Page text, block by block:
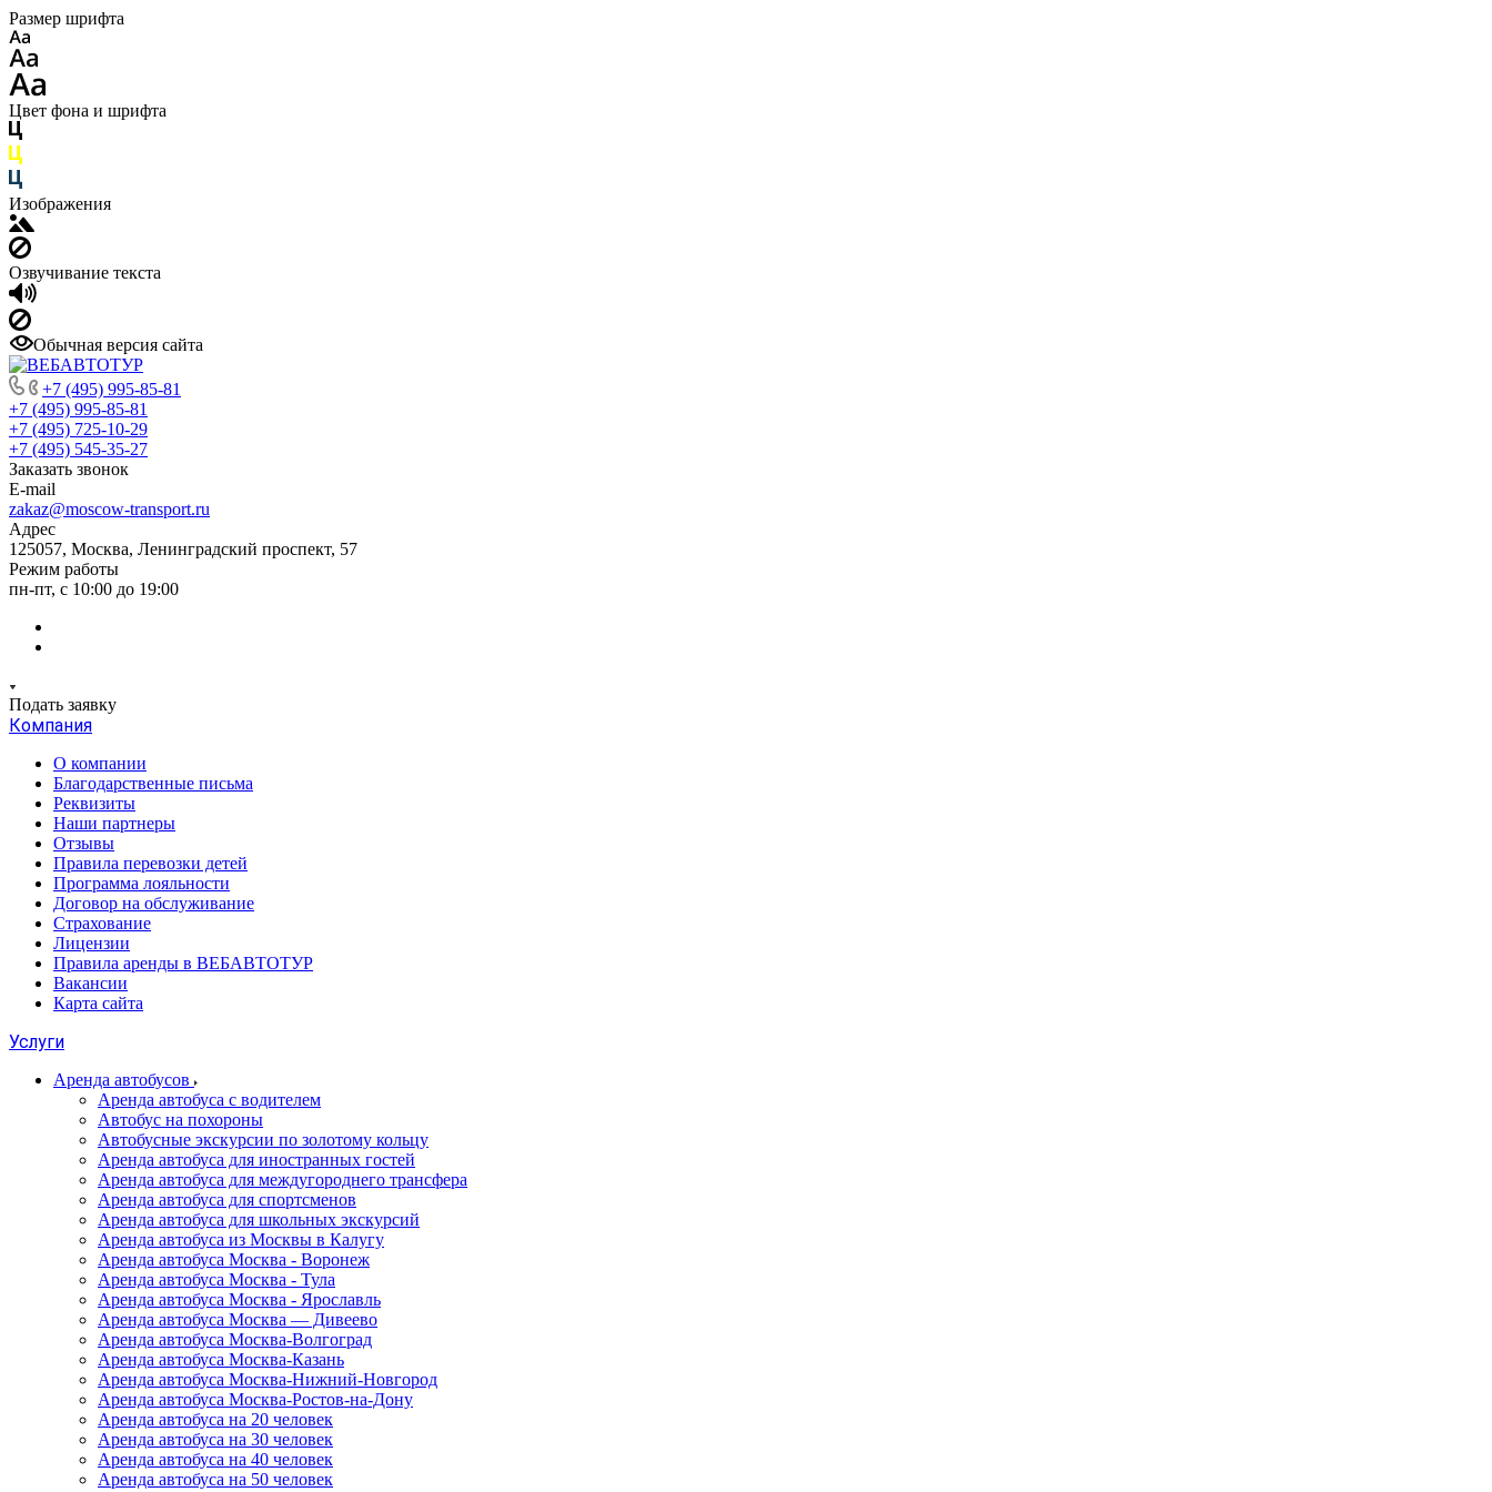
Размер шрифта
Цвет фона и шрифта
Изображения
Озвучивание текста
Обычная версия сайта
+7 (495) 995-85-81
+7 (495) 995-85-81
+7 (495) 725-10-29
+7 (495) 545-35-27
Заказать звонок
E-mail
zakaz@moscow-transport.ru
Адрес
125057, Москва, Ленинградский проспект, 57
Режим работы
пн-пт, с 10:00 до 19:00
Подать заявку
Компания
О компании
Благодарственные письма
Реквизиты
Наши партнеры
Отзывы
Правила перевозки детей
Программа лояльности
Договор на обслуживание
Страхование
Лицензии
Правила аренды в ВЕБАВТОТУР
Вакансии
Карта сайта
Услуги
Аренда автобусов
Аренда автобуса с водителем
Автобус на похороны
Автобусные экскурсии по золотому кольцу
Аренда автобуса для иностранных гостей
Аренда автобуса для междугороднего трансфера
Аренда автобуса для спортсменов
Аренда автобуса для школьных экскурсий
Аренда автобуса из Москвы в Калугу
Аренда автобуса Москва - Воронеж
Аренда автобуса Москва - Тула
Аренда автобуса Москва - Ярославль
Аренда автобуса Москва — Дивеево
Аренда автобуса Москва-Волгоград
Аренда автобуса Москва-Казань
Аренда автобуса Москва-Нижний-Новгород
Аренда автобуса Москва-Ростов-на-Дону
Аренда автобуса на 20 человек
Аренда автобуса на 30 человек
Аренда автобуса на 40 человек
Аренда автобуса на 50 человек